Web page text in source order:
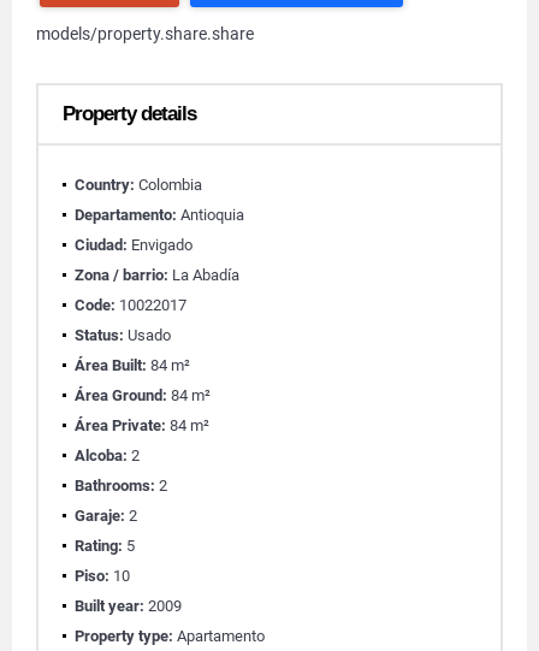
models/property.share.share
Property details
Country: Colombia
Departamento: Antioquia
Ciudad: Envigado
Zona / barrio: La Abadía
Code: 10022017
Status: Usado
Área Built: 84 m²
Área Ground: 84 m²
Área Private: 84 m²
Alcoba: 2
Bathrooms: 2
Garaje: 2
Rating: 5
Piso: 10
Built year: 2009
Property type: Apartamento